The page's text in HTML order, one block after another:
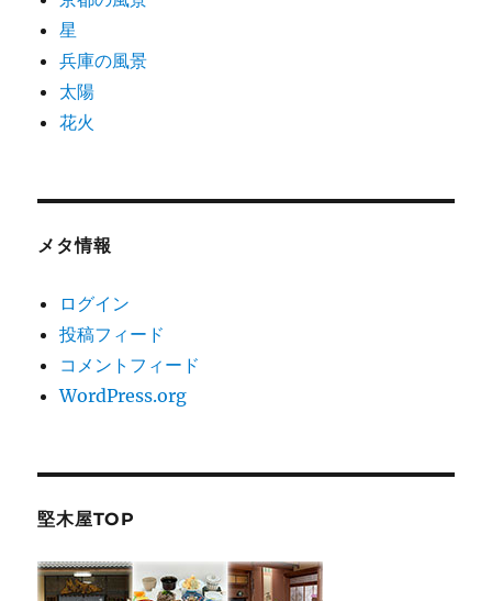
星
兵庫の風景
太陽
花火
メタ情報
ログイン
投稿フィード
コメントフィード
WordPress.org
堅木屋TOP